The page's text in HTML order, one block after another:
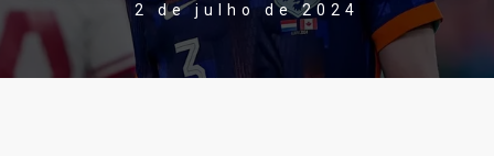
2 de julho de 2024